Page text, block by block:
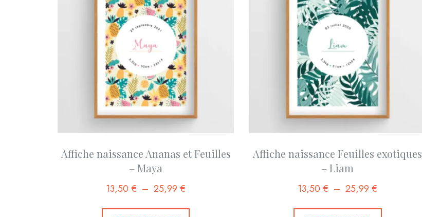
Affiche naissance Ananas et Feuilles
– Maya
13,50€ – 25,99€
Affiche naissance Feuilles exotiques
– Liam
13,50€ – 25,99€